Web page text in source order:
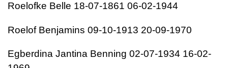
Roelofke Belle 18-07-1861 06-02-1944
Roelof Benjamins 09-10-1913 20-09-1970
Egberdina Jantina Benning 02-07-1934 16-02-